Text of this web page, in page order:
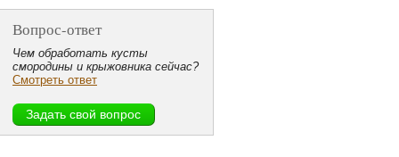
Вопрос-ответ
Чем обработать кусты
смородины и крыжовника сейчас?
Смотреть ответ